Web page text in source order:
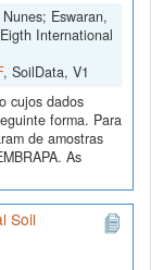
Eswaran,
International
, SoilData, V1
cujos dados
forma. Para
de amostras
As
Soil